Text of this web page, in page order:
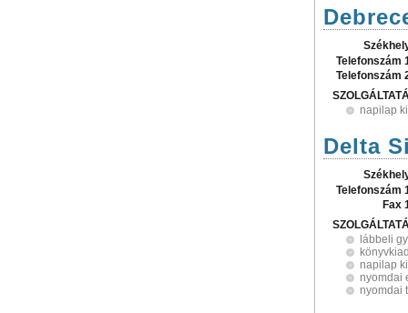
Telefonszám
Telefonszám
napilap
Delta
Telefonszám
Fax
lábbeli
napilap
nyomdai
nyomdai